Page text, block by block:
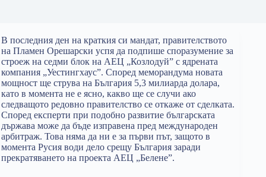
В последния ден на краткия си мандат, правителството
на Пламен Орешарски успя да подпише споразумение за
строеж на седми блок на АЕЦ „Козлодуй” с ядрената
компания „Уестингхаус”. Според меморандума новата
мощност ще струва на България 5,3 милиарда долара,
като в момента не е ясно, какво ще се случи ако
следващото редовно правителство се откаже от сделката.
Според експерти при подобно развитие българската
държава може да бъде изправена пред международен
арбитраж. Това няма да ни е за първи път, защото в
момента Русия води дело срещу България заради
прекратяването на проекта АЕЦ „Белене”.